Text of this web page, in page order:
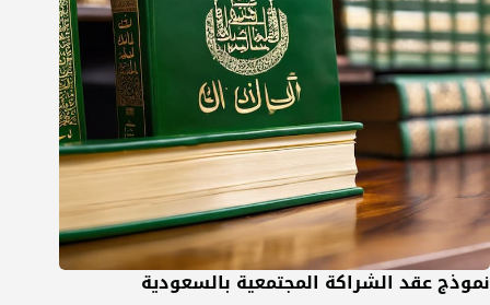
نموذج عقد الشراكة المجتمعية بالسعودية